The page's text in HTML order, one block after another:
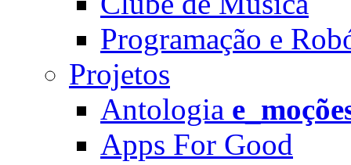
Programação e
Projetos
Antologia
Apps For Good